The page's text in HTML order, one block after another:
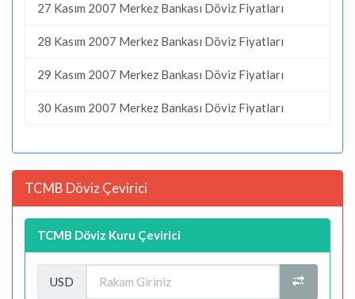
27 Kasım 2007 Merkez Bankası Döviz Fiyatları
28 Kasım 2007 Merkez Bankası Döviz Fiyatları
29 Kasım 2007 Merkez Bankası Döviz Fiyatları
30 Kasım 2007 Merkez Bankası Döviz Fiyatları
TCMB Döviz Çevirici
TCMB Döviz Kuru Çevirici
USD